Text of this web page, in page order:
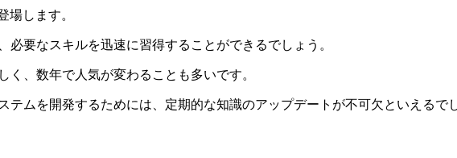
場します。
要なスキルを迅速に習得することができるでしょう 。
、数年で人気が変わることも多いです。
ムを開発するためには、定期的な知識のアップデートが不可欠といえるで